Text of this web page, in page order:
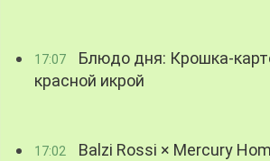
17:07
Блюдо дня: Крошка-
красной икрой
17:02
Balzi Rossi × Mercury